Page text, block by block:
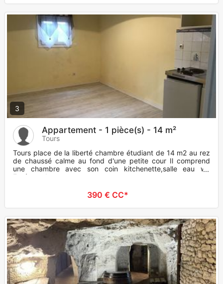
3
Appartement - 1 pièce(s) - 14 m²
Tours
Tours place de la liberté chambre étudiant de 14 m2 au rez
de chaussé calme au fond d'une petite cour Il comprend
une chambre avec son coin kitchenette,salle eau wc
Fenêtres dou
390 € CC*